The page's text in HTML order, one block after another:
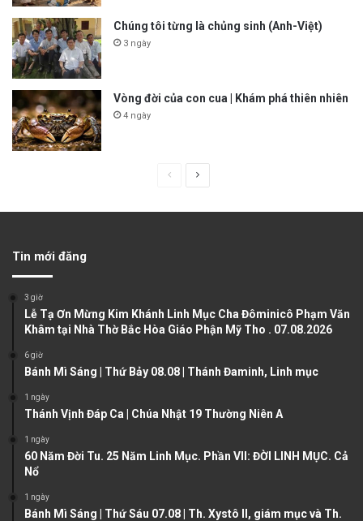
Chúng tôi từng là chủng sinh (Anh-Việt)
3 ngày
Vòng đời của con cua | Khám phá thiên nhiên
4 ngày
u
s
a
g
e
Tin mới đăng
3 giờ
Lễ Tạ Ơn Mừng Kim Khánh Linh Mục Cha Đôminicô Phạm Văn
Khâm tại Nhà Thờ Bắc Hòa Giáo Phận Mỹ Tho . 07.08.2026
6 giờ
Bánh Mì Sáng | Thứ Bảy 08.08 | Thánh Đaminh, Linh mục
1 ngày
Thánh Vịnh Đáp Ca | Chúa Nhật 19 Thường Niên A
1 ngày
60 Năm Đời Tu. 25 Năm Linh Mục. Phần VII: ĐỜI LINH MỤC. Cả
Nổ
1 ngày
Bánh Mì Sáng | Thứ Sáu 07.08 | Th. Xystô II, giám mục và Th.